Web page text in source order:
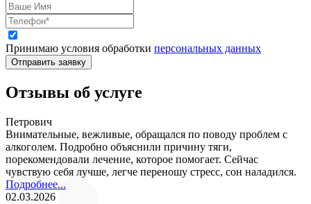
Принимаю условия обработки персональных данных
Отправить заявку
Отзывы об услуге
Петрович
Внимательные, вежливые, обращался по поводу проблем с
алкоголем. Подробно объяснили причину тяги,
порекомендовали лечение, которое помогает. Сейчас
чувствую себя лучше, легче переношу стресс, сон наладился.
Подробнее...
02.03.2026